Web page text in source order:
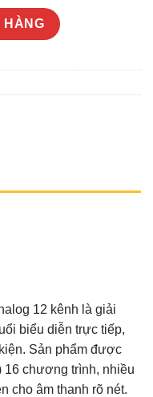
HÀNG
12 kênh là giải
biểu diễn trực tiếp,
Sản phẩm được
16 chương trình, nhiều
cho âm thanh rõ nét.